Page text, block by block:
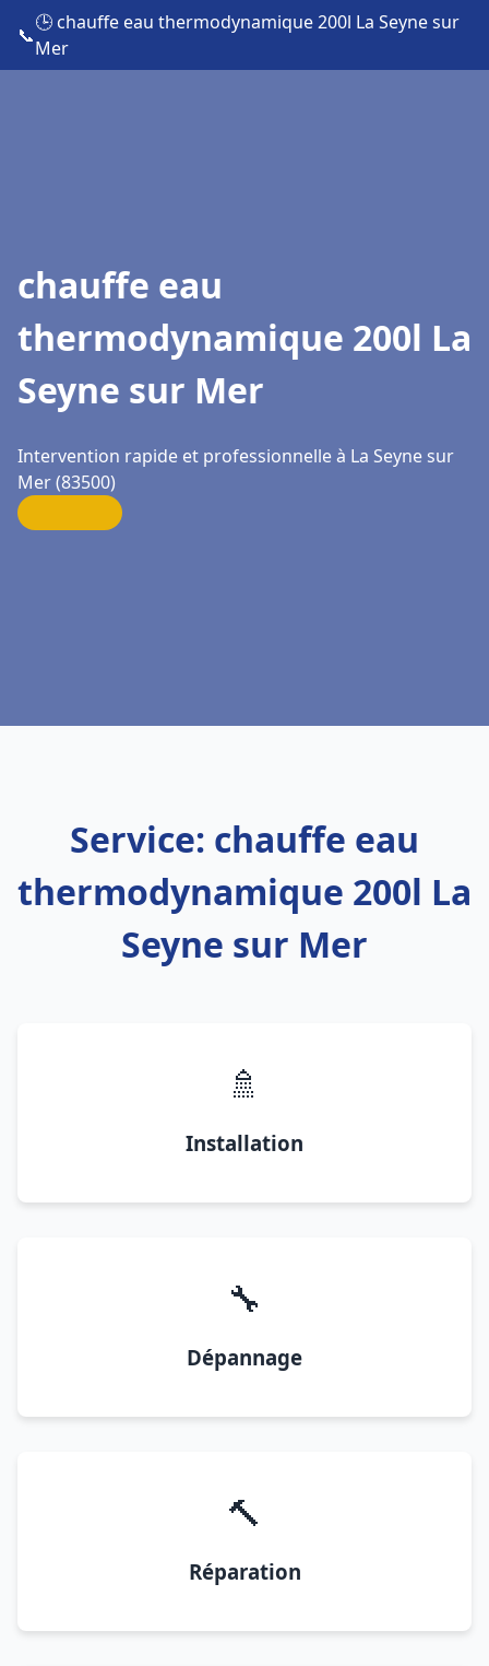
📞
🕒 chauffe eau thermodynamique 200l La Seyne sur
Mer
chauffe eau
thermodynamique 200l La
Seyne sur Mer
Intervention rapide et professionnelle à La Seyne sur
Mer (83500)
Service: chauffe eau
thermodynamique 200l La
Seyne sur Mer
🚿
Installation
🔧
Dépannage
🔨
Réparation